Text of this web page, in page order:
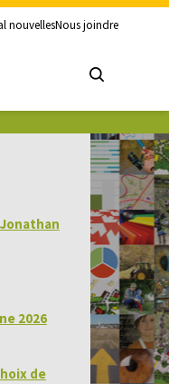
nouvellesNous joindre
2026
de